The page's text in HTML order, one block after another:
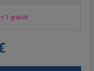
+ 1 gratuit